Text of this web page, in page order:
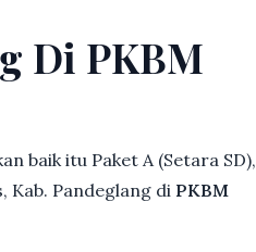
Di PKBM
baik itu Paket A (Setara SD),
Kab. Pandeglang di PKBM